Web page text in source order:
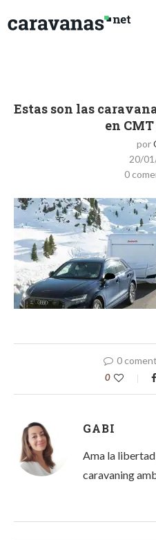
Estas son las
en CMT
por
20/
0
0
0
GABI
Ama la libertad
caravaning